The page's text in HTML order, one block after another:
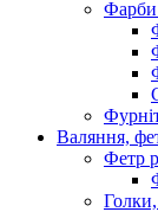
Фарби
Валяння,
Фетр